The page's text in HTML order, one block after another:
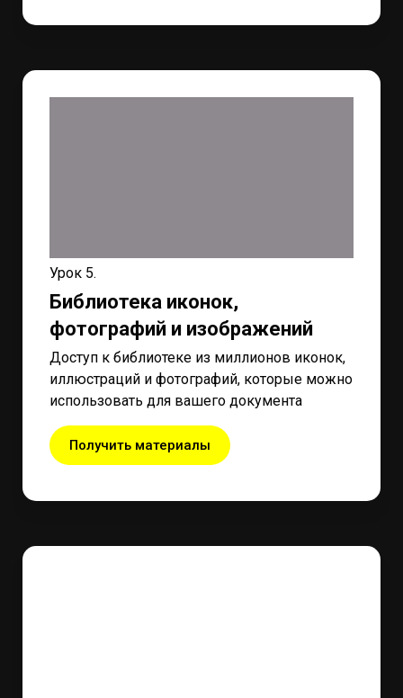
Урок 5.
Библиотека иконок,
фотографий и изображений
Доступ к библиотеке из миллионов иконок,
иллюстраций и фотографий, которые можно
использовать для вашего документа
Получить материалы